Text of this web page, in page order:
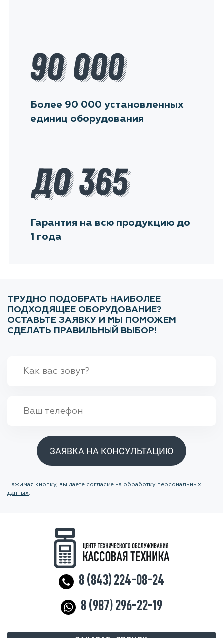
Более 90 000 установленных
единиц оборудования
Гарантия на всю продукцию до
1 года
ТРУДНО ПОДОБРАТЬ НАИБОЛЕЕ
ПОДХОДЯЩЕЕ ОБОРУДОВАНИЕ?
ОСТАВЬТЕ ЗАЯВКУ И МЫ ПОМОЖЕМ
СДЕЛАТЬ ПРАВИЛЬНЫЙ ВЫБОР!
ЗАЯВКА НА КОНСУЛЬТАЦИЮ
Нажимая кнопку, вы даете согласие на обработку персональных
данных.
8 (843) 224-08-24
8 (987) 296-22-19